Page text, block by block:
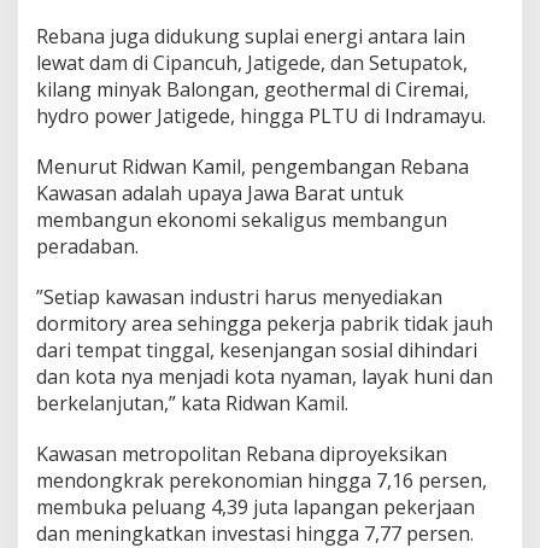
Rebana juga didukung suplai energi antara lain
lewat dam di Cipancuh, Jatigede, dan Setupatok,
kilang minyak Balongan, geothermal di Ciremai,
hydro power Jatigede, hingga PLTU di Indramayu.
Menurut Ridwan Kamil, pengembangan Rebana
Kawasan adalah upaya Jawa Barat untuk
membangun ekonomi sekaligus membangun
peradaban.
”Setiap kawasan industri harus menyediakan
dormitory area sehingga pekerja pabrik tidak jauh
dari tempat tinggal, kesenjangan sosial dihindari
dan kota nya menjadi kota nyaman, layak huni dan
berkelanjutan,” kata Ridwan Kamil.
Kawasan metropolitan Rebana diproyeksikan
mendongkrak perekonomian hingga 7,16 persen,
membuka peluang 4,39 juta lapangan pekerjaan
dan meningkatkan investasi hingga 7,77 persen.